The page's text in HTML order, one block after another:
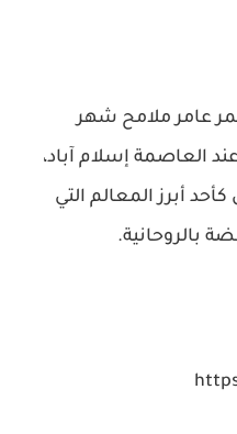
عامر ملامح شهر
العاصمة إسلام آباد،
أبرز المعالم التي
بالروحانية.